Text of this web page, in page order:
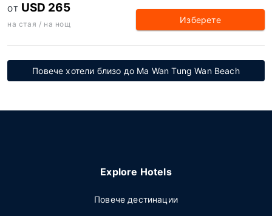
ОТ USD 265
на стая / на нощ Изберете
Повече хотели близо до Ma Wan Tung Wan Beach
Explore Hotels
Повече дестинации